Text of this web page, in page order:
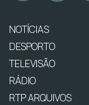
NOTÍCIAS
DESPORTO
TELEVISÃO
RÁDIO
RTP ARQUIVOS